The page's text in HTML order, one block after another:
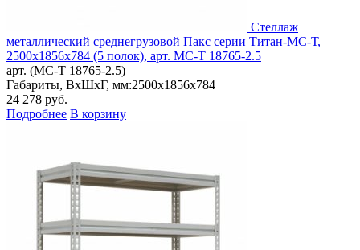
Стеллаж
металлический среднегрузовой Пакс серии Титан-МС-Т,
2500x1856x784 (5 полок), арт. МС-Т 18765-2.5
арт. (МС-Т 18765-2.5)
Габариты, ВxШxГ, мм:2500x1856x784
24 278 руб.
Подробнее В корзину